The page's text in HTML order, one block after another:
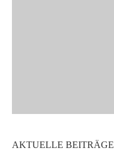
AKTUELLE BEITRÄGE